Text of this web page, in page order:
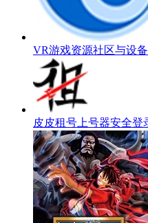
VR游戏资源社区与设
皮皮租号上号器安全登